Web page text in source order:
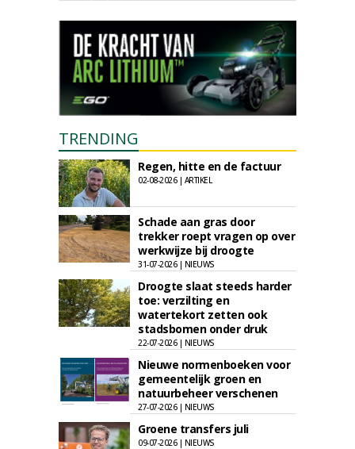
TRENDING
Regen, hitte en de factuur
02-08-2026 | ARTIKEL
Schade aan gras door
trekker roept vragen op over
werkwijze bij droogte
31-07-2026 | NIEUWS
Droogte slaat steeds harder
toe: verzilting en
watertekort zetten ook
stadsbomen onder druk
22-07-2026 | NIEUWS
Nieuwe normenboeken voor
gemeentelijk groen en
natuurbeheer verschenen
27-07-2026 | NIEUWS
Groene transfers juli
09-07-2026 | NIEUWS